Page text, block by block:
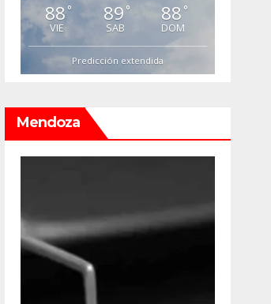
88°
VIE
89 °
SAB
88 °
DOM
Predicción extendida
Mendoza